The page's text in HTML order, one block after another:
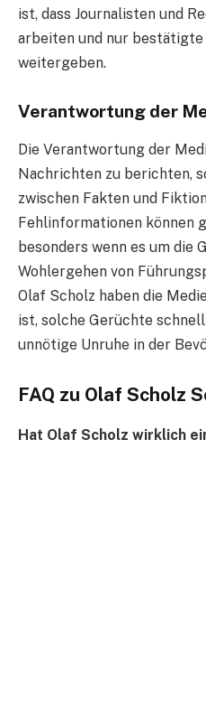
ist, dass Journalisten und
arbeiten und nur
weitergeben.
Verantwortung der
Die Verantwortung der
Nachrichten zu berichten,
zwischen Fakten und
Fehlinformationen können
besonders wenn es um die
Wohlergehen von
Olaf Scholz haben die
ist, solche Gerüchte
unnötige Unruhe in der
FAQ zu Olaf Scholz
Hat Olaf Scholz wirklich